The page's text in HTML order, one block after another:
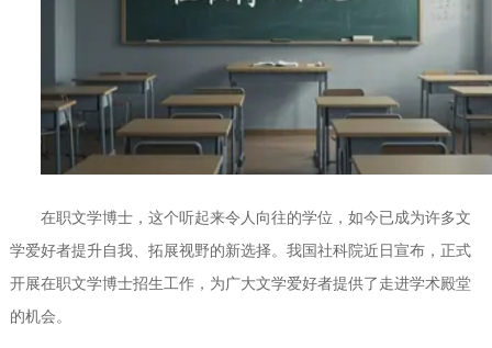
在职文学博士，这个听起来令人向往的学位，如今已成为许多文
学爱好者提升自我、拓展视野的新选择。我国社科院近日宣布，正式
开展在职文学博士招生工作，为广大文学爱好者提供了走进学术殿堂
的机会。